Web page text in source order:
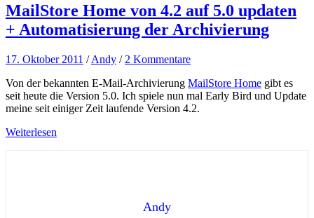
MailStore Home von 4.2 auf 5.0 updaten
+ Automatisierung der Archivierung
17. Oktober 2011 /Andy / 2 Kommentare
Von der bekannten E-Mail-Archivierung MailStore Home gibt es
seit heute die Version 5.0. Ich spiele nun mal Early Bird und Update
meine seit einiger Zeit laufende Version 4.2.
Weiterlesen
Andy